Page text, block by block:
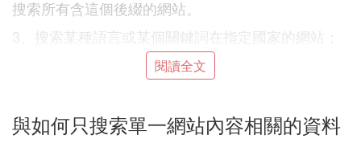
搜索所有含這個後綴的網站。
3、搜索某種語言或某個關鍵詞在指定國家的網站；
4、有的網站沒有提供站內搜索，或者它的信息結構
混亂，內容又多，不好找東西，那麼可以用「site:」
Google的「site:」功能比多數網站自己的站內檢索還
閱讀全文
與如何只搜索單一網站內容相關的資料